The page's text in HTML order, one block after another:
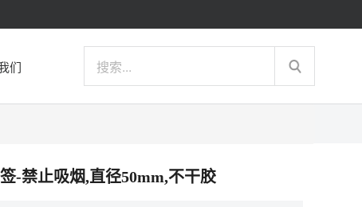
们
-禁止吸烟,直径50mm,不干胶